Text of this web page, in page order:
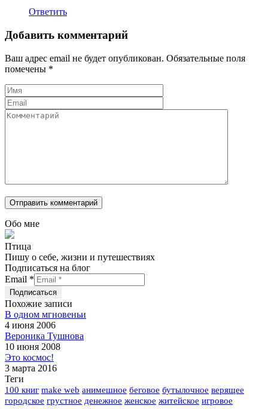
Ответить
Добавить комментарий
Ваш адрес email не будет опубликован. Обязательные поля
помечены *
Обо мне
Птица
Пишу о себе, жизни и путешествиях
Подписаться на блог
Email *
Похожие записи
В одном мгновеньи
4 июня 2006
Вероника Тушнова
10 июня 2008
Это космос!
3 марта 2016
Теги
100 книг make web анимешное беговое бутылочное верящее
городское грустное денежное женское житейское игровое